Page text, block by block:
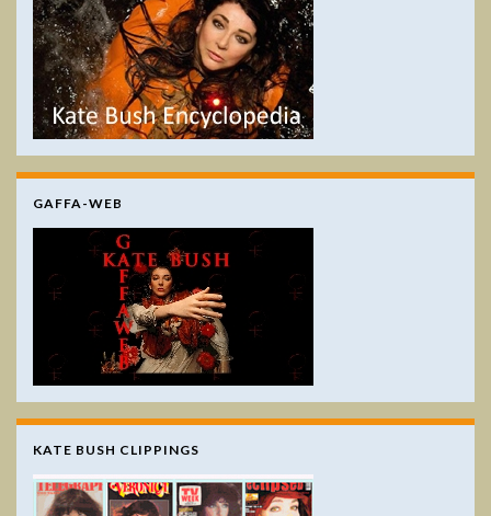
GAFFA-WEB
KATE BUSH CLIPPINGS